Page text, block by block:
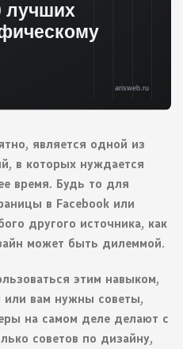
является одной из
в которых нуждается
время. Будь то для
в Facebook или
другого источника, как
может быть дилеммой.
этим навыком,
или вам нужны советы,
на самом деле делают с
советов по дизайну,